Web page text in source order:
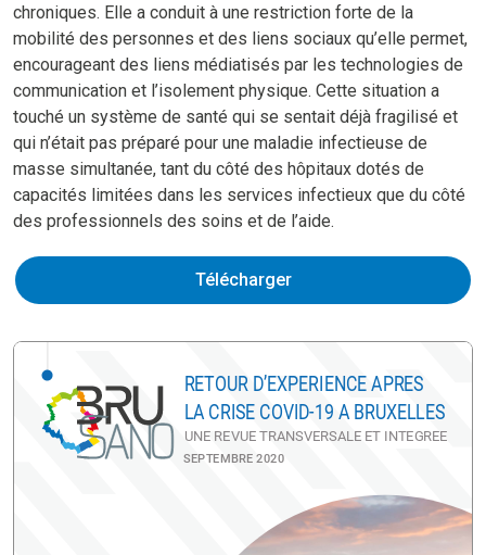
chroniques. Elle a conduit à une restriction forte de la
mobilité des personnes et des liens sociaux qu’elle permet,
encourageant des liens médiatisés par les technologies de
communication et l’isolement physique. Cette situation a
touché un système de santé qui se sentait déjà fragilisé et
qui n’était pas préparé pour une maladie infectieuse de
masse simultanée, tant du côté des hôpitaux dotés de
capacités limitées dans les services infectieux que du côté
des professionnels des soins et de l’aide.
Télécharger